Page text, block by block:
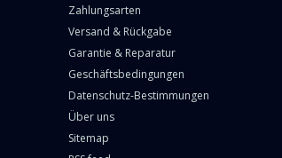
Zahlungsarten
Versand & Rückgabe
Garantie & Reparatur
Geschäftsbedingungen
Datenschutz-Bestimmungen
Über uns
Sitemap